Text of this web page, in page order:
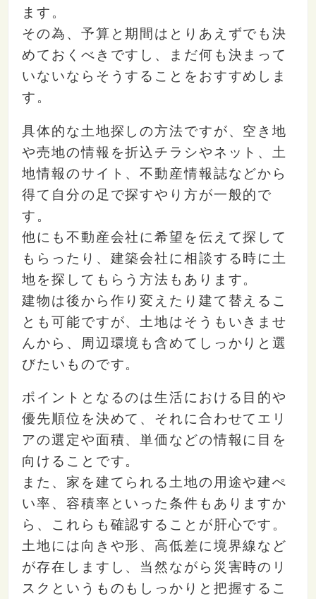
ます。
その為、予算と期間はとりあえずでも決
めておくべきですし、まだ何も決まって
いないならそうすることをおすすめしま
す。
具体的な土地探しの方法ですが、空き地
や売地の情報を折込チラシやネット、土
地情報のサイト、不動産情報誌などから
得て自分の足で探すやり方が一般的で
す。
他にも不動産会社に希望を伝えて探して
もらったり、建築会社に相談する時に土
地を探してもらう方法もあります。
建物は後から作り変えたり建て替えるこ
とも可能ですが、土地はそうもいきませ
んから、周辺環境も含めてしっかりと選
びたいものです。
ポイントとなるのは生活における目的や
優先順位を決めて、それに合わせてエリ
アの選定や面積、単価などの情報に目を
向けることです。
また、家を建てられる土地の用途や建ぺ
い率、容積率といった条件もありますか
ら、これらも確認することが肝心です。
土地には向きや形、高低差に境界線など
が存在しますし、当然ながら災害時のリ
スクというものもしっかりと把握するこ